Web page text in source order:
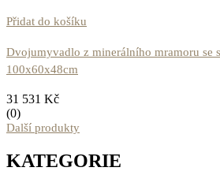
Přidat do košíku
Dvojumyvadlo z minerálního mramoru se
100x60x48cm
31 531 Kč
(0)
Další produkty
KATEGORIE